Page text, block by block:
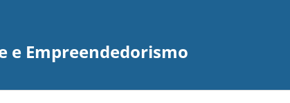
e Empreendedorismo